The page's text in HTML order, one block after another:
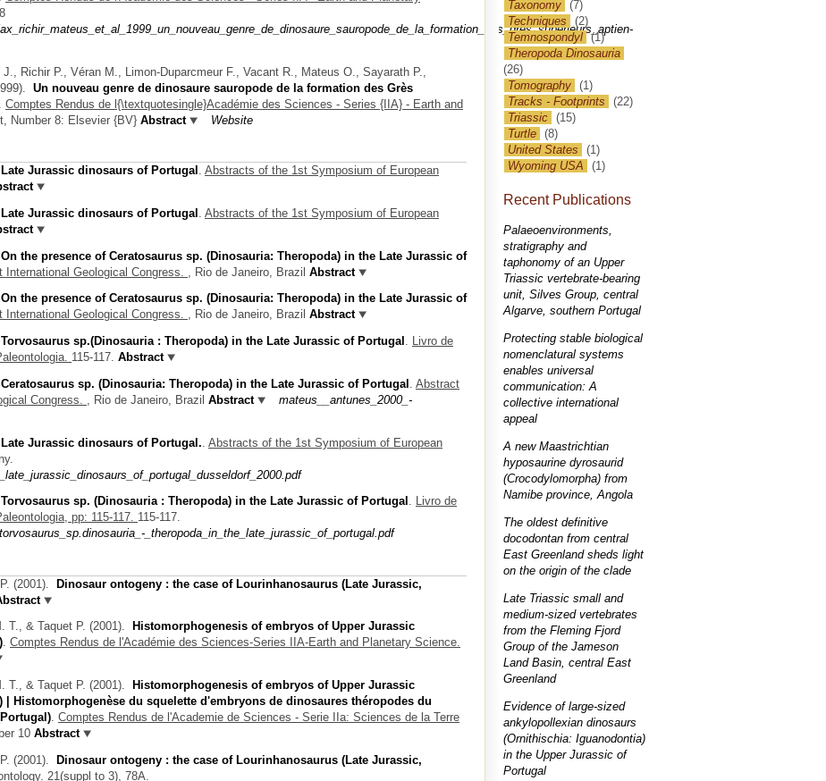
Richir P., Véran M., Limon-Duparcmeur F., Vacant R., Mateus O., Sayarath P.,
Un nouveau genre de dinosaure sauropode de la formation des Grès
Comptes Rendus de l{\textquotesingle}Académie des Sciences - Series {IIA} - Earth and
Number 8: Elsevier {BV} Abstract Website
Late Jurassic dinosaurs of Portugal . Abstracts of the 1st Symposium of European
Late Jurassic dinosaurs of Portugal . Abstracts of the 1st Symposium of European
On the presence of Ceratosaurus sp. (Dinosauria: Theropoda) in the Late Jurassic of
Geological Congress. , Rio de Janeiro, Brazil Abstract
On the presence of Ceratosaurus sp. (Dinosauria: Theropoda) in the Late Jurassic of
Geological Congress. , Rio de Janeiro, Brazil Abstract
Torvosaurus sp.(Dinosauria : Theropoda) in the Late Jurassic of Portugal . Livro de
115-117. Abstract
Ceratosaurus sp. (Dinosauria: Theropoda) in the Late Jurassic of Portugal
Abstract
Congress.
, Rio de Janeiro, Brazil Abstract
mateus__antunes_2000_-
Late Jurassic dinosaurs of Portugal. Abstracts of the 1st Symposium of European
Torvosaurus sp. (Dinosauria : Theropoda) in the Late Jurassic of Portugal . Livro de
pp: 115-117. 115-117.
_theropoda_in_the_late_jurassic_of_portugal.pdf
(2001). Dinosaur ontogeny : the case of Lourinhanosaurus (Late Jurassic,
T., & Taquet P. (2001).
Histomorphogenesis of embryos of Upper Jurassic
. Comptes Rendus de l'Académie des Sciences-Series IIA-Earth and Planetary Science.
T., & Taquet P. (2001).
Histomorphogenesis of embryos of Upper Jurassic
Histomorphogenèse du squelette d'embryons de dinosaures théropodes du
. Comptes Rendus de l'Academie de Sciences - Serie IIa: Sciences de la Terre
10 Abstract
(2001).
Dinosaur ontogeny : the case of Lourinhanosaurus (Late Jurassic,
21(suppl to 3), 78A.
Taxonomy (7)
Techniques
(2)
Temnospondyl (1)
Theropoda Dinosauria
(26)
Tomography (1)
Tracks - Footprints
(22)
Triassic (15)
Turtle (8)
United States
(1)
Wyoming USA
(1)
Recent Publications
Palaeoenvironments,
stratigraphy and
taphonomy of an Upper
Triassic vertebrate-bearing
unit, Silves Group, central
Algarve, southern Portugal
Protecting stable biological
nomenclatural systems
enables universal
communication: A
collective international
appeal
A new Maastrichtian
hyposaurine dyrosaurid
(Crocodylomorpha) from
Namibe province, Angola
The oldest definitive
docodontan from central
East Greenland sheds light
on the origin of the clade
Late Triassic small and
medium-sized vertebrates
from the Fleming Fjord
Group of the Jameson
Land Basin, central East
Greenland
Evidence of large-sized
ankylopollexian dinosaurs
(Ornithischia: Iguanodontia)
in the Upper Jurassic of
Portugal